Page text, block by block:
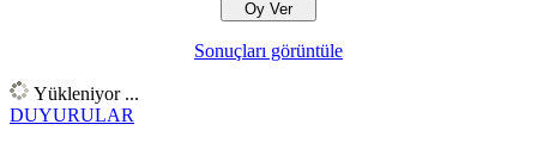
Sonuçları görüntüle
Yükleniyor ...
DUYURULAR